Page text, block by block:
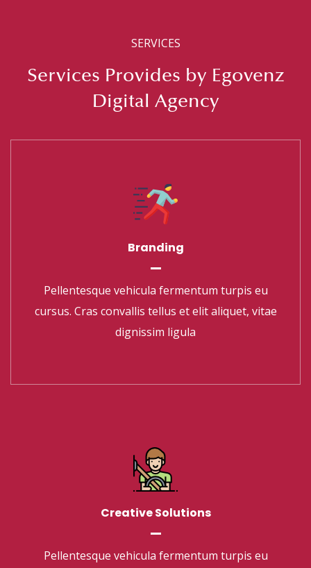
SERVICES
Services Provides by Egovenz
Digital Agency
Branding
Pellentesque vehicula fermentum turpis eu
cursus. Cras convallis tellus et elit aliquet, vitae
dignissim ligula
Creative Solutions
Pellentesque vehicula fermentum turpis eu
Creative Solutions
Pellentesque vehicula fermentum turpis eu
cursus. Cras convallis tellus et elit aliquet, vitae
dignissim ligula